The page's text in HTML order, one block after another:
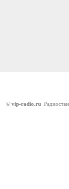
© vip-radio.ru